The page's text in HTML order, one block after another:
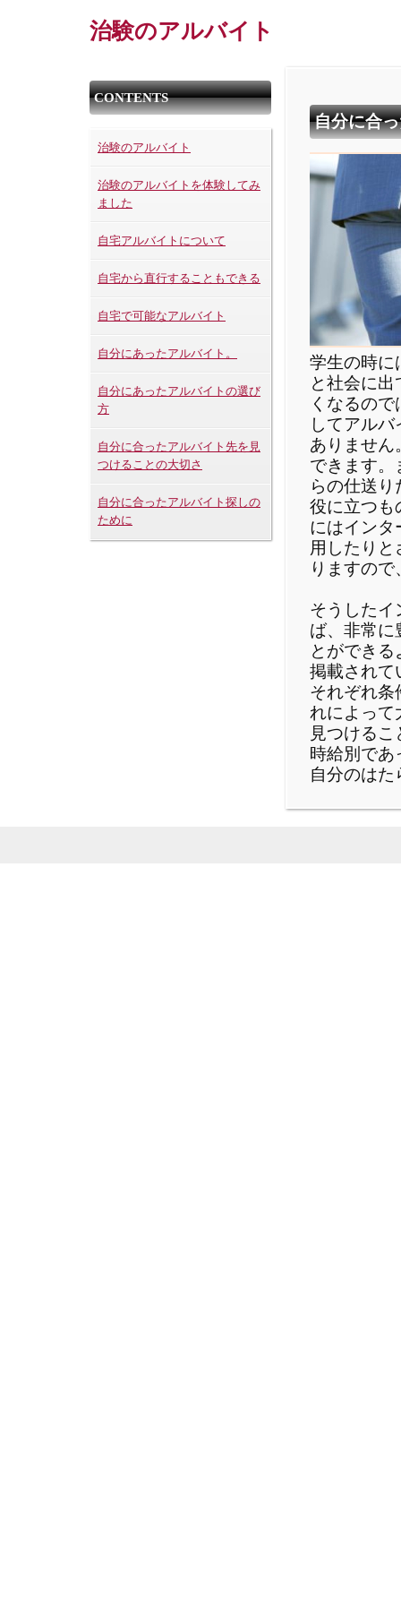
治験のアルバイト
CONTENTS
治験のアルバイト
治験のアルバイトを体験してみ
ました
自宅アルバイトについて
自宅から直行することもできる
自宅で可能なアルバイト
自分にあったアルバイト。
自分にあったアルバイトの選び
方
自分に合ったアルバイト先を見
つけることの大切さ
自分に合ったアルバイト探しの
ために
自分に合
学生の時に
と社会に
くなるの
してアル
ありません
できます。
らの仕送
役に立つも
にはインタ
用したり
りますの
そうしたイ
ば、非常に
とができ
掲載されて
それぞれ条
れによって
見つける
時給別で
自分のはた